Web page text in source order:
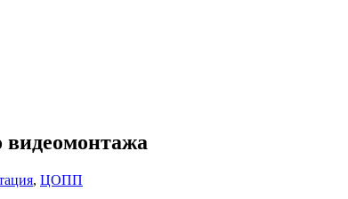
, ЦОПП